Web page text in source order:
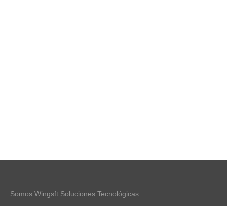
Somos Wingsft Soluciones Tecnológicas